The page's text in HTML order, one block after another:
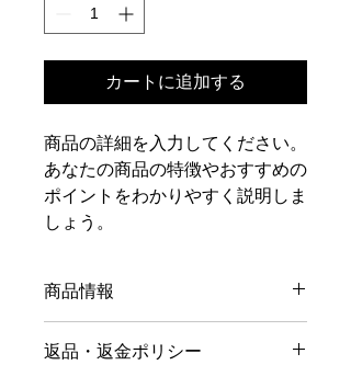
カートに追加する
商品の詳細を入力してください。
あなたの商品の特徴やおすすめの
ポイントをわかりやすく説明しま
しょう。
商品情報
ズ、素材、取扱説明に加え、商品の特
返品・返金ポリシー